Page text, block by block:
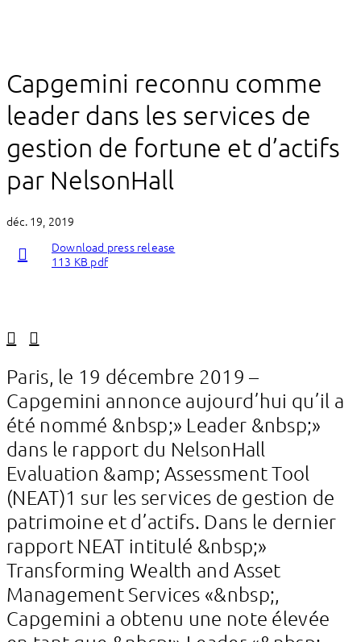
Capgemini reconnu comme
leader dans les services de
gestion de fortune et d’actifs
par NelsonHall
déc. 19, 2019
Download press release
113 KB pdf
Paris, le 19 décembre 2019 –
Capgemini annonce aujourd’hui qu’il a
été nommé &nbsp;» Leader &nbsp;»
dans le rapport du NelsonHall
Evaluation &amp; Assessment Tool
(NEAT)1 sur les services de gestion de
patrimoine et d’actifs. Dans le dernier
rapport NEAT intitulé &nbsp;»
Transforming Wealth and Asset
Management Services «&nbsp;,
Capgemini a obtenu une note élevée